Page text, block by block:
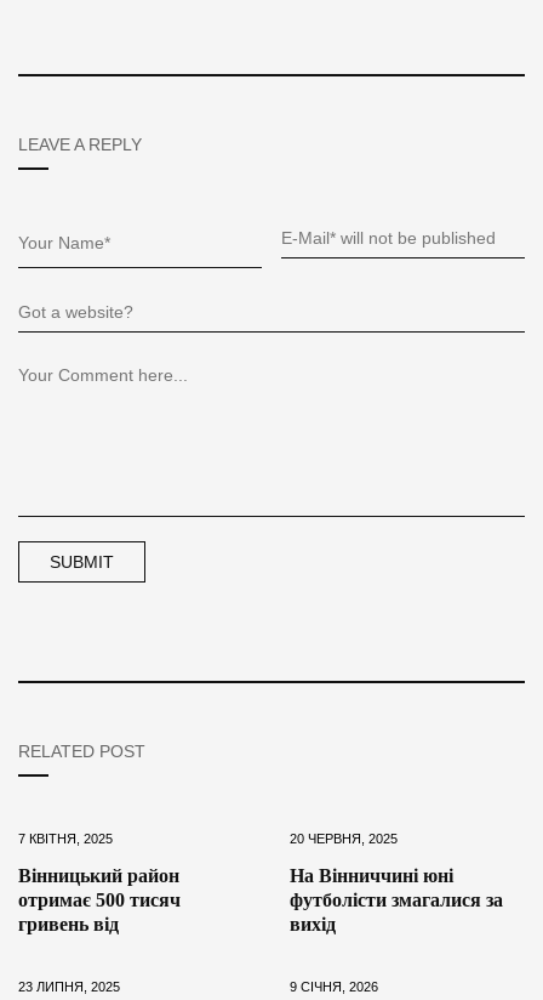
LEAVE A REPLY
RELATED POST
7 КВІТНЯ, 2025
Вінницький район
отримає 500 тисяч
гривень від
20 ЧЕРВНЯ, 2025
На Вінниччині юні
футболісти змагалися за
вихід
23 ЛИПНЯ, 2025 9 СІЧНЯ, 2026